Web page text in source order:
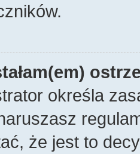
określa
że jest to